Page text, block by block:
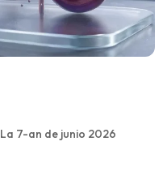
La 7-an de junio 2026